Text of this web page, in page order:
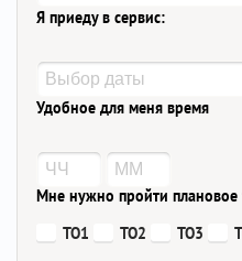
Я приеду в сервис:
Удобное для меня время
Мне нужно пройти плановое
ТО1
ТО2 ТО3